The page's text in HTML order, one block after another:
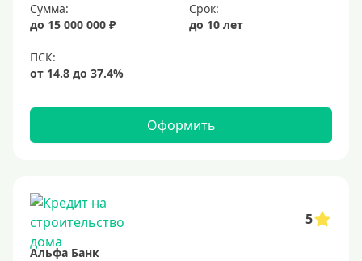
Сумма:
до 15 000 000 ₽
Срок:
до 10 лет
Оформить
5
Альфа Банк